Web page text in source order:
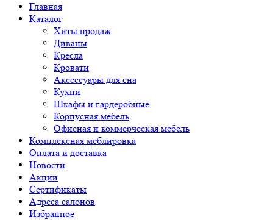
Главная
Каталог
Хиты продаж
Диваны
Кресла
Кровати
Аксессуары для сна
Кухни
Шкафы и гардеробные
Корпусная мебель
Офисная и коммерческая мебель
Комплексная меблировка
Оплата и доставка
Новости
Акции
Сертификаты
Адреса салонов
Избранное